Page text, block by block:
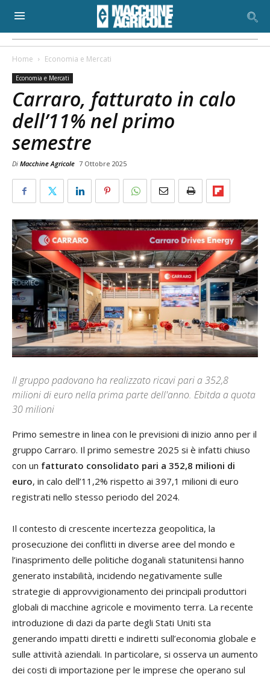
Home Economia e Mercati
Economia e Mercati
Carraro, fatturato in calo
dell’11% nel primo
semestre
Di Macchine Agricole 7 Ottobre 2025
Il gruppo padovano ha realizzato ricavi pari a 352,8
milioni di euro nella prima parte dell'anno. Ebitda a quota
30 milioni
Primo semestre in linea con le previsioni di inizio anno per il
gruppo Carraro. Il primo semestre 2025 si è infatti chiuso
con un fatturato consolidato pari a 352,8 milioni di
euro, in calo dell’11,2% rispetto ai 397,1 milioni di euro
registrati nello stesso periodo del 2024.
Il contesto di crescente incertezza geopolitica, la
prosecuzione dei conflitti in diverse aree del mondo e
l’inasprimento delle politiche doganali statunitensi hanno
generato instabilità, incidendo negativamente sulle
strategie di approvvigionamento dei principali produttori
globali di macchine agricole e movimento terra. La recente
introduzione di dazi da parte degli Stati Uniti sta
generando impatti diretti e indiretti sull’economia globale e
sulle attività aziendali. In particolare, si osserva un aumento
dei costi di importazione per le imprese che operano sul